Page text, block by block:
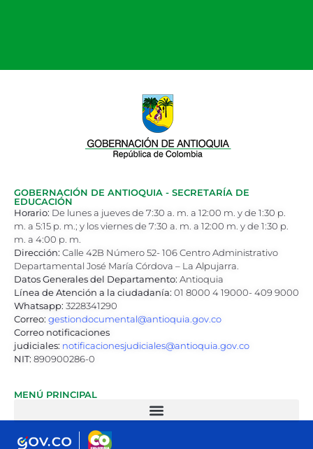
GOBERNACIÓN DE ANTIOQUIA - SECRETARÍA DE
EDUCACIÓN
Horario: De lunes a jueves de 7:30 a. m. a 12:00 m. y de 1:30 p.
m. a 5:15 p. m.; y los viernes de 7:30 a. m. a 12:00 m. y de 1:30 p.
m. a 4:00 p. m.
Dirección: Calle 42B Número 52- 106 Centro Administrativo
Departamental José María Córdova – La Alpujarra.
Datos Generales del Departamento: Antioquia
Línea de Atención a la ciudadanía: 01 8000 4 19000- 409 9000
Whatsapp: 3228341290
Correo: gestiondocumental@antioquia.gov.co
Correo notificaciones
judiciales: notificacionesjudiciales@antioquia.gov.co
NIT: 890900286-0
MENÚ PRINCIPAL